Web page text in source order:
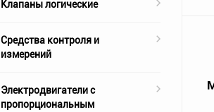
Клапаны логические
Средства контроля и
измерений
Электродвигатели с
пропорциональным